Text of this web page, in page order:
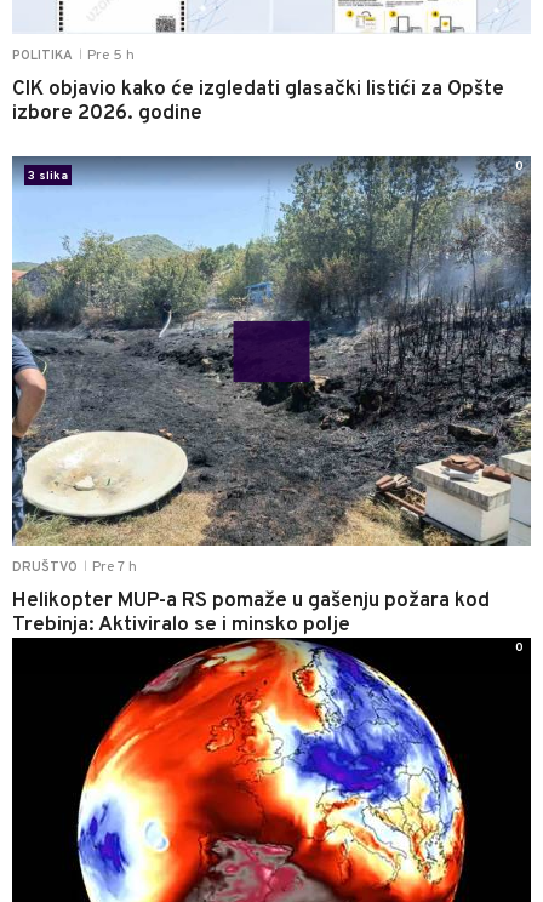
POLITIKA Pre 5 h
CIK objavio kako će izgledati glasački listići za Opšte
izbore 2026. godine
DRUŠTVO Pre 7 h
Helikopter MUP-a RS pomaže u gašenju požara kod
Trebinja: Aktiviralo se i minsko polje
3 slika
0
0